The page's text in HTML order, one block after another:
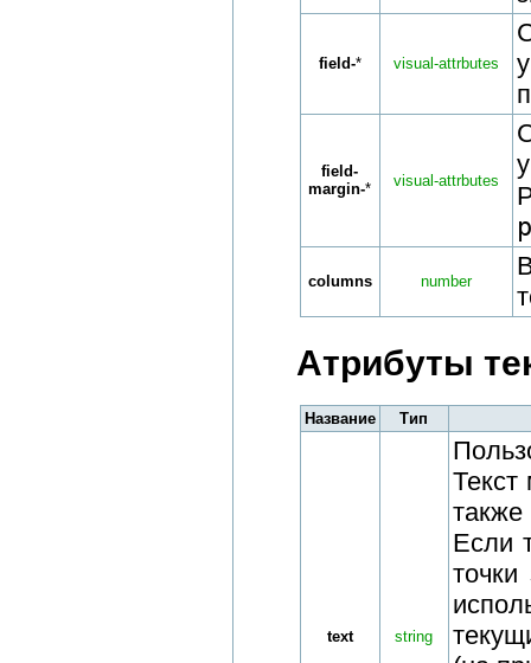
field-* visual-attrbutes
field-
margin-* visual-attrbutes
columns number
Атрибуты
Название Тип
text string
Если